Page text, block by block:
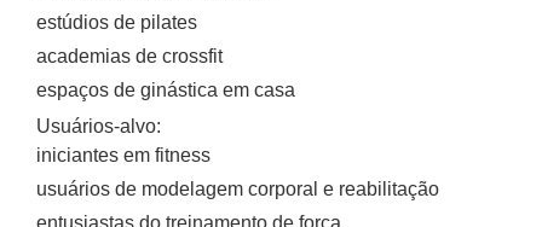
estúdios de pilates
academias de crossfit
espaços de ginástica em casa
Usuários-alvo:
iniciantes em fitness
usuários de modelagem corporal e reabilitação
entusiastas do treinamento de força